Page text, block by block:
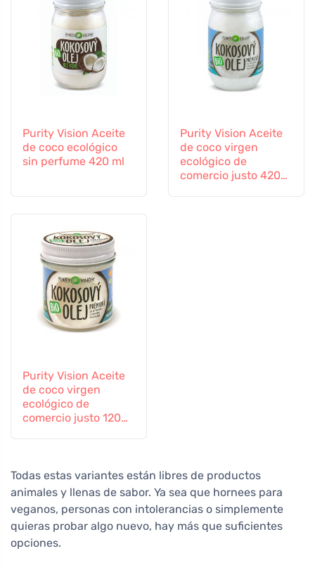
Purity Vision Aceite
de coco ecológico
sin perfume 420 ml
Purity Vision Aceite
de coco virgen
ecológico de
comercio justo 420
Purity Vision Aceite
de coco virgen
ecológico de
comercio justo 120
Todas estas variantes están libres de productos
animales y llenas de sabor. Ya sea que hornees para
veganos, personas con intolerancias o simplemente
quieras probar algo nuevo, hay más que suficientes
opciones.